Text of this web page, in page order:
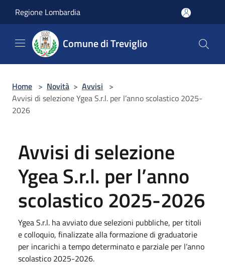
Regione Lombardia
Comune di Treviglio
Home > Novità > Avvisi >
Avvisi di selezione Ygea S.r.l. per l’anno scolastico 2025-
2026
Avvisi di selezione
Ygea S.r.l. per l’anno
scolastico 2025-2026
Ygea S.r.l. ha avviato due selezioni pubbliche, per titoli
e colloquio, finalizzate alla formazione di graduatorie
per incarichi a tempo determinato e parziale per l’anno
scolastico 2025-2026.